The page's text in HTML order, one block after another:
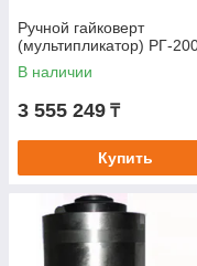
Ручной гайковерт
(мультипликатор) РГ-
В наличии
3 555 249 ₸
Купить